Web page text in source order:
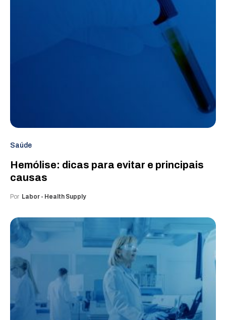
Saúde
Hemólise: dicas para evitar e principais
causas
Por Labor - Health Supply